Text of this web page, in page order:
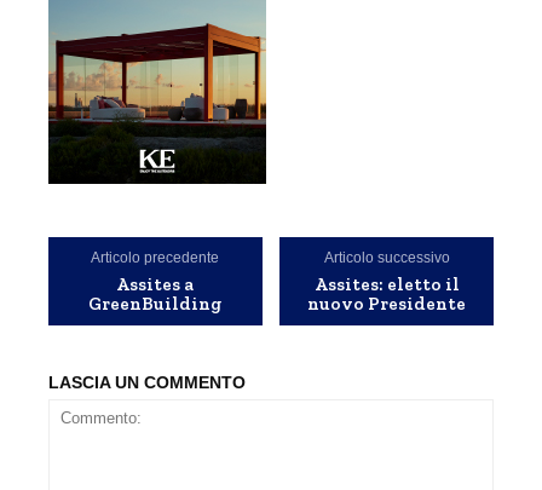
Articolo precedente
Assites a
GreenBuilding
Articolo successivo
Assites: eletto il
nuovo Presidente
LASCIA UN COMMENTO